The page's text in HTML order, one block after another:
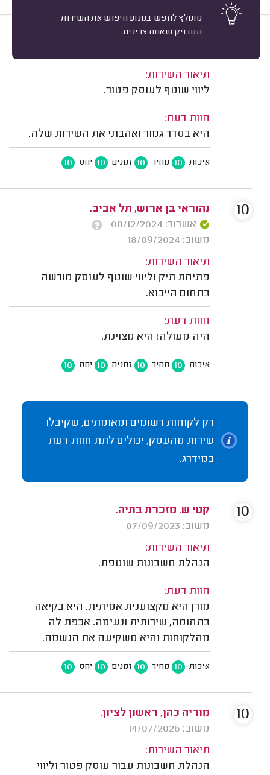
מומלץ לחפש במנוע חיפוש את השירות
המדויק שאתם צריכים.
שי יוסף, ראשון לציון.
תיאור השירות:
ליווי שוטף לעוסק פטור.
חוות דעת:
היא בסדר גמור ואהבתי את השירות שלה.
איכות 10 מחיר 10 זמנים 10 יחס 10
נהוראי בן ארוש, תל אביב.
אשרור: 08/12/2024
משוב: 18/09/2024
תיאור השירות:
פתיחת תיק וליווי שוטף לעוסק מורשה
בתחום הייבוא.
חוות דעת:
היה מעולה! היא מצוינת.
איכות 10 מחיר 10 זמנים 10 יחס 10
10
רק לקוחות רשומים ומאומתים, שקיבלו
שירות מהעסק, יכולים לתת חוות דעת
במידרג.
קטי ש. מזכרת בתיה.
משוב: 07/09/2023
תיאור השירות:
הנהלת חשבונות שוטפת.
חוות דעת:
מורן היא מקצוענית אמיתית. היא בקיאה
בתחומה, שירותית ונעימה. אכפת לה
מהלקוחות והיא משקיעה את הנשמה.
איכות 10 מחיר 10 זמנים 10 יחס 10
10
מוריה כהן, ראשון לציון.
משוב: 14/07/2026
תיאור השירות:
הנהלת חשבונות עבור עוסק פטור וליווי
10